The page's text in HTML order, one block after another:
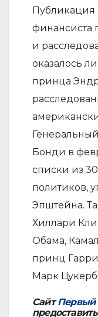
Публикация
финансиста
и
оказалось
принца
Бонди в
списки из
политиков,
Эпштейна.
Хиллари
Обама,
принц
Марк
СайтПервый